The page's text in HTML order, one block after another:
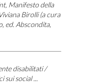
Manifesto della
Birolli (a cura
, ed. Abscondita,
disabilitati /
sui social ...